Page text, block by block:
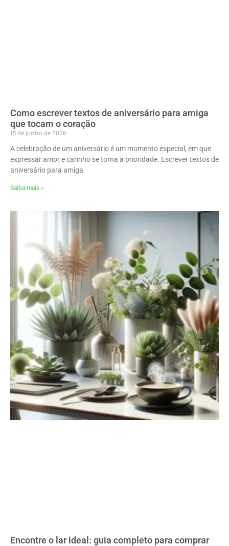
Como escrever textos de aniversário para amiga
que tocam o coração
15 de junho de 2026
A celebração de um aniversário é um momento especial, em que
expressar amor e carinho se torna a prioridade. Escrever textos de
aniversário para amiga
Saiba mais »
Encontre o lar ideal: guia completo para comprar